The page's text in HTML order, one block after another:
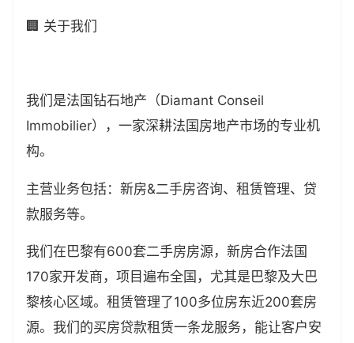
🏢 关于我们
我们是法国钻石地产（Diamant Conseil
Immobilier），一家深耕法国房地产市场的专业机
构。
主营业务包括：新房&二手房咨询、租赁管理、贷
款服务等。
我们在巴黎有600套二手房房源，新房合作法国
170家开发商，项目遍布全国，尤其是巴黎及大巴
黎核心区域。租赁管理了100多位房东近200套房
源。我们的买房贷款租赁一条龙服务，能让客户安